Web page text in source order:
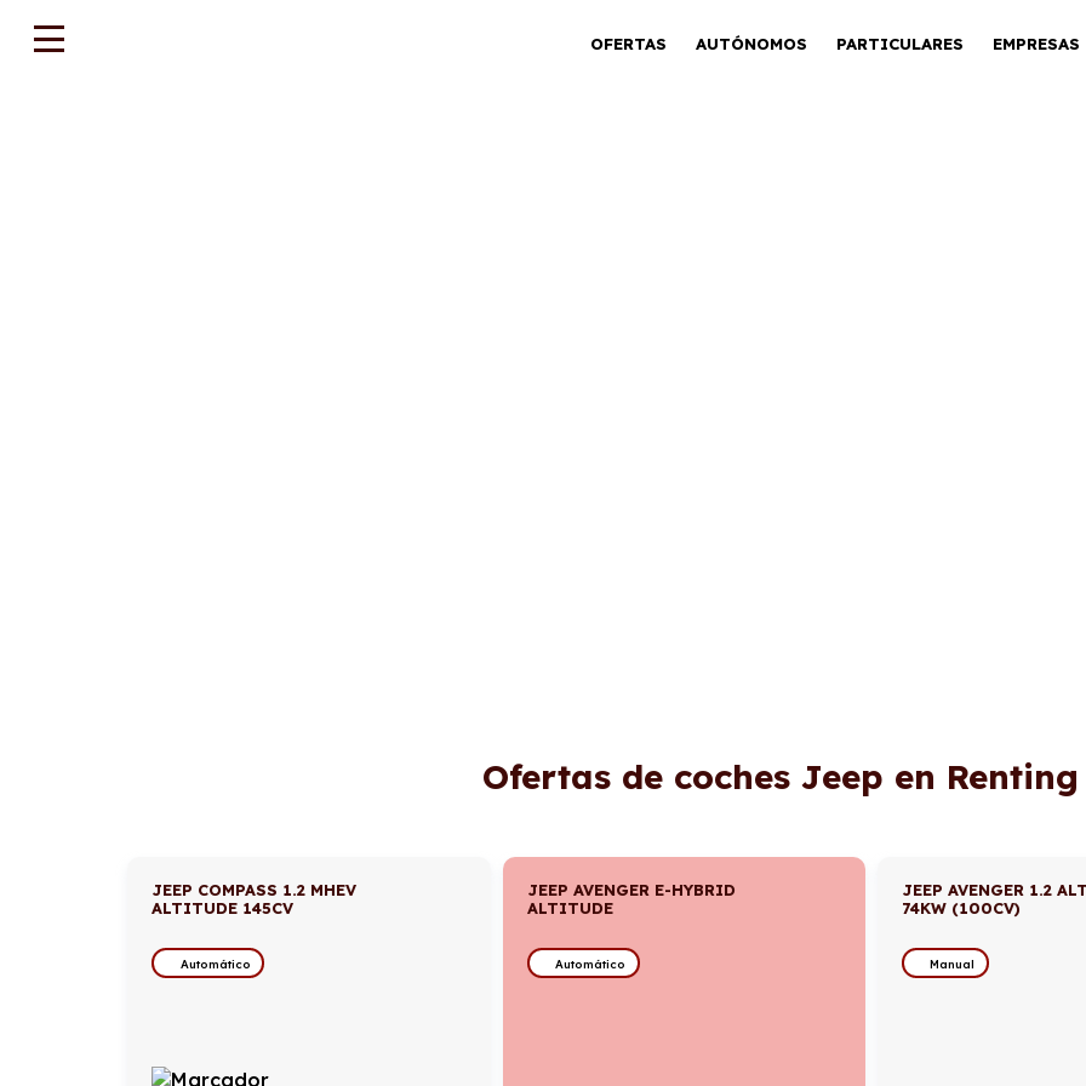
OFERTAS AUTÓNOMOS PARTICULARES EMPRESAS
Ofertas de coches Jeep en
JEEP COMPASS 1.2 MHEV
ALTITUDE 145CV
Automático
JEEP AVENGER E-HYBRID
ALTITUDE
Automático
JEEP AVENGER 1.2
74KW (100CV)
Manual